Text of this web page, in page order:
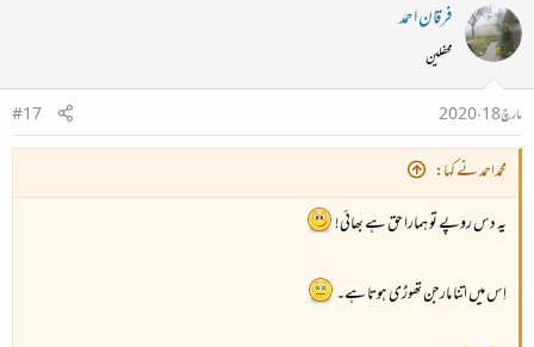
فرقان احمد
محفلین
مارچ 18، 2020
#17
محمداحمد نے کہا:
یہ دس روپے تو ہمارا حق ہے بھائی!
اِس میں اتنا مارجن تھوڑی ہوتا ہے۔